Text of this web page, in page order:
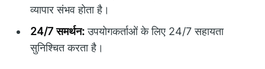
व्यापार संभव होता है।
24/7 समर्थन:उपयोगकर्ताओं के लिए 24/7 सहायता
सुनिश्चित करता है।